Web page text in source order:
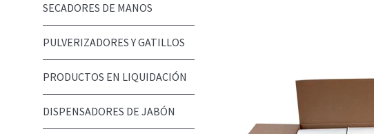
SECADORES DE MANOS
PULVERIZADORES Y GATILLOS
PRODUCTOS EN LIQUIDACIÓN
DISPENSADORES DE JABÓN